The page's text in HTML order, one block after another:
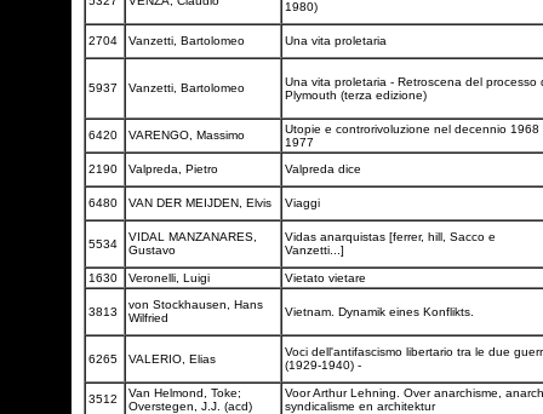
1980)
2704 Vanzetti, Bartolomeo Una vita proletaria
5937 Vanzetti, Bartolomeo
Una vita proletaria - Retroscena del processo
Plymouth (terza edizione)
6420 VARENGO, Massimo
Utopie e controrivoluzione nel decennio 1968
1977
2190
Valpreda, Pietro Valpreda dice
6480 VAN DER MEIJDEN, Elvis Viaggi
5534
VIDAL MANZANARES,
Gustavo
Vidas anarquistas [ferrer, hill, Sacco e
Vanzetti...]
1630 Veronelli, Luigi Vietato vietare
3813
von Stockhausen, Hans
Wilfried
Vietnam. Dynamik eines Konflikts.
6265 VALERIO, Elias
Voci dell'antifascismo libertario tra le due
(1929-1940) -
3512
Van Helmond, Toke;
Overstegen, J.J. (acd)
Voor Arthur Lehning. Over anarchisme,
syndicalisme en architektur